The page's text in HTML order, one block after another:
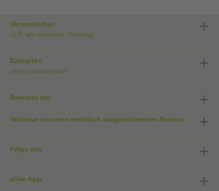
Versandarten
i.d.R. am nächsten Werktag
Zahlarten
sicher und bequem
Bewerte uns
Vertraue unserem mehrfach ausgezeichneten Service
Folge uns
aliva App